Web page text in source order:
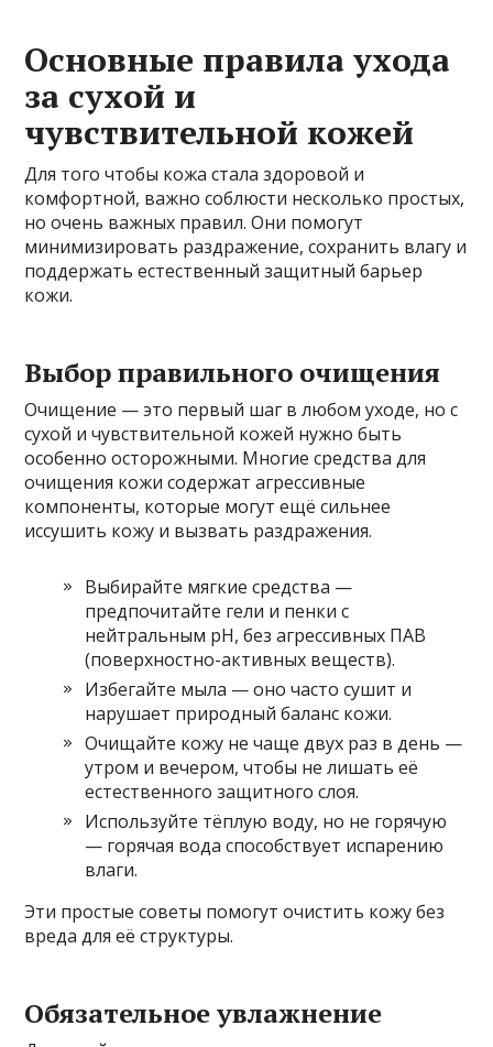
Основные правила ухода
за сухой и
чувствительной кожей
Для того чтобы кожа стала здоровой и
комфортной, важно соблюсти несколько простых,
но очень важных правил. Они помогут
минимизировать раздражение, сохранить влагу и
поддержать естественный защитный барьер
кожи.
Выбор правильного очищения
Очищение — это первый шаг в любом уходе, но с
сухой и чувствительной кожей нужно быть
особенно осторожными. Многие средства для
очищения кожи содержат агрессивные
компоненты, которые могут ещё сильнее
иссушить кожу и вызвать раздражения.
Выбирайте мягкие средства —
предпочитайте гели и пенки с
нейтральным pH, без агрессивных ПАВ
(поверхностно-активных веществ).
Избегайте мыла — оно часто сушит и
нарушает природный баланс кожи.
Очищайте кожу не чаще двух раз в день —
утром и вечером, чтобы не лишать её
естественного защитного слоя.
Используйте тёплую воду, но не горячую
— горячая вода способствует испарению
влаги.
Эти простые советы помогут очистить кожу без
вреда для её структуры.
Обязательное увлажнение